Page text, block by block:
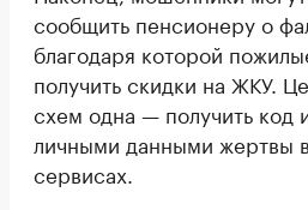
сообщить пенсионеру о
благодаря которой
получить скидки на ЖКУ.
схем одна — получить код
личными данными жертвы
сервисах.